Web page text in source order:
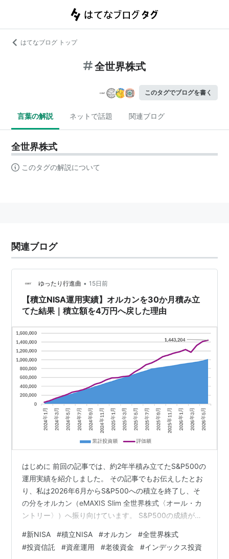
はてなブログ トップ
全世界株式
このタグでブログを書く
言葉の解説 ネットで話題 関連ブログ
全世界株式
このタグの解説について
関連ブログ
ゆったり行進曲 • 15日前
【積立NISA運用実績】オルカンを30か月積み立
てた結果｜積立額を4万円へ戻した理由
はじめに 前回の記事では、約2年半積み立てたS&P500の
運用実績を紹介しました。 その記事でもお伝えしたとお
り、私は2026年6月からS&P500への積立を終了し、そ
の分をオルカン（eMAXIS Slim 全世界株式〈オール・カ
ントリー〉）へ振り向けています。 S&P500の成績が悪
返った結果、私自身はオルカンの方が高いリターンを得
られており、「これから長く積み立てるならオルカンを
#新NISA #積立NISA #オルカン #全世界株式
#投資信託 #資産運用 #老後資金 #インデックス投資